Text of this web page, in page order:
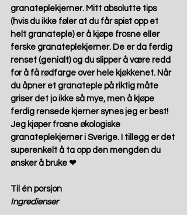
granateplekjerner. Mitt absolutte tips
(hvis du ikke føler at du får spist opp et
helt granateple) er å kjøpe frosne eller
ferske granateplekjerner. De er da ferdig
renset (genialt) og du slipper å være redd
for å få rødfarge over hele kjøkkenet. Når
du åpner et granateple på riktig måte
griser det jo ikke så mye, men å kjøpe
ferdig rensede kjerner synes jeg er best!
Jeg kjøper frosne økologiske
granateplekjerner i Sverige. I tillegg er det
superenkelt å ta opp den mengden du
ønsker å bruke ❤
Til én porsjon
Ingredienser